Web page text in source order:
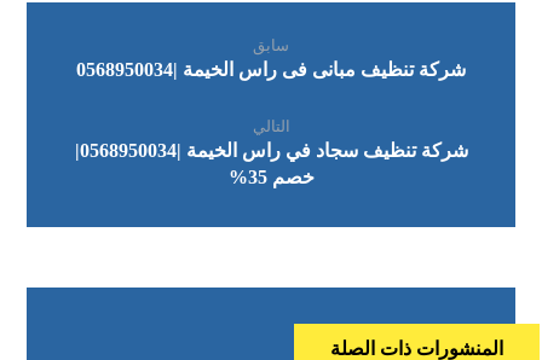
سابق
شركة تنظيف مبانى فى راس الخيمة |0568950034
التالي
شركة تنظيف سجاد في راس الخيمة |0568950034|
خصم 35%
المنشورات ذات الصلة